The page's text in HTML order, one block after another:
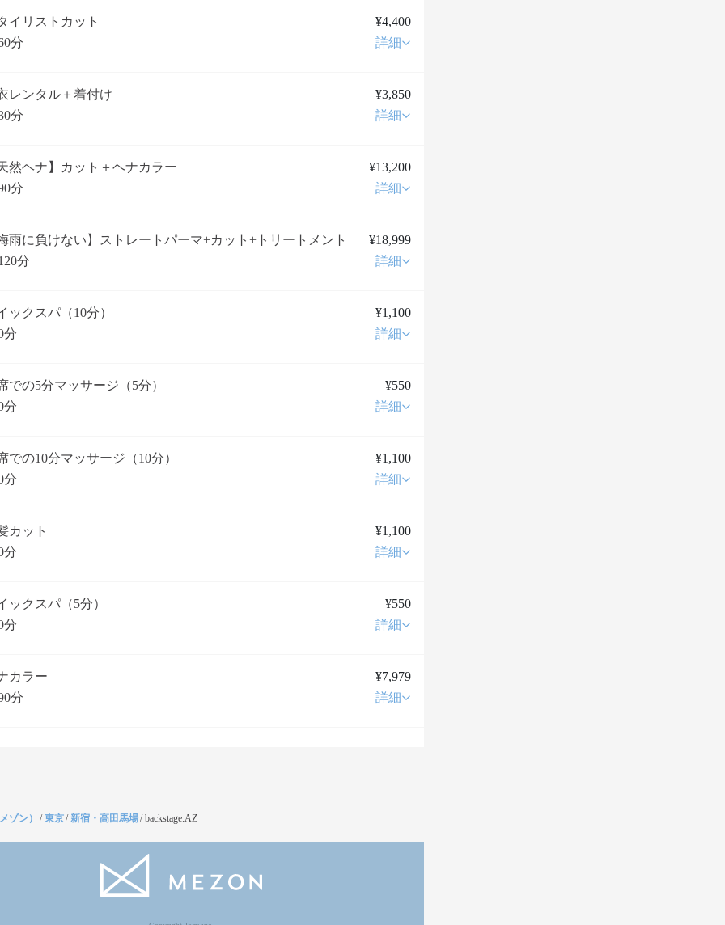
イリストカット
¥4,400
分
詳細
レンタル＋着付け
¥3,850
分
詳細
然ヘナ】カット＋ヘナカラー
¥13,200
分
詳細
雨に負けない】ストレートパーマ+カット+トリートメント
¥18,999
分
詳細
ックスパ（10分）
¥1,100
分
詳細
での5分マッサージ（5分）
¥550
分
詳細
での10分マッサージ（10分）
¥1,100
分
詳細
カット
¥1,100
分
詳細
ックスパ（5分）
¥550
分
詳細
カラー
¥7,979
分
詳細
ゾン） /東京/新宿・高田馬場/backstage.AZ